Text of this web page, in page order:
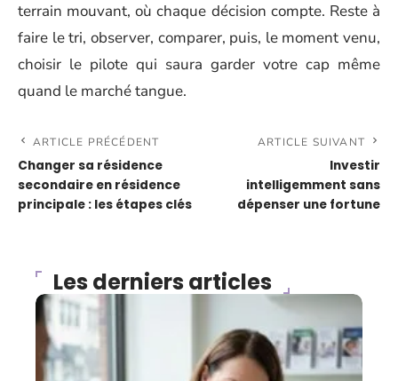
terrain mouvant, où chaque décision compte. Reste à
faire le tri, observer, comparer, puis, le moment venu,
choisir le pilote qui saura garder votre cap même
quand le marché tangue.
ARTICLE PRÉCÉDENT
Changer sa résidence
secondaire en résidence
principale : les étapes clés
ARTICLE SUIVANT
Investir
intelligemment sans
dépenser une fortune
Les derniers articles